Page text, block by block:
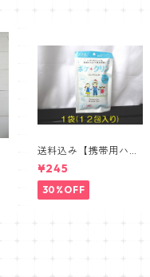
送料込み【携帯用ハン
ドジェル１２包入り×
１袋】外出先で便利ア
イテム、アルコール洗
浄タイプ
¥245
30%OFF